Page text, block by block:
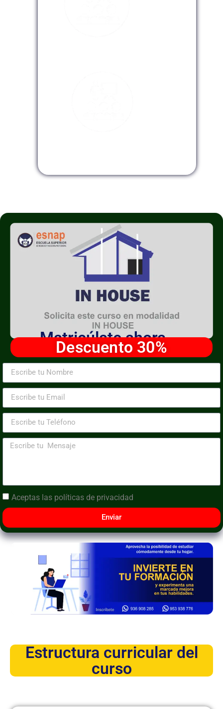
Matricúlate ahora
Descuento 30%
Aceptas las políticas de privacidad
Enviar
Estructura curricular del
curso